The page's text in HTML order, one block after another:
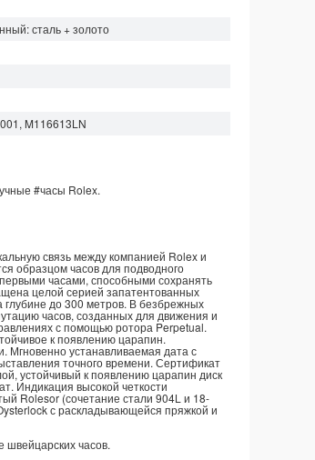
сталь + золото
M116613LN
#часы Rolex.
связь между компанией Rolex и
образцом часов для подводного
часами, способными сохранять
целой серией запатентованных
глубине до 300 метров. В безбрежных
часов, созданных для движения и
с помощью ротора Perpetual.
к появлению царапин.
Мгновенно устанавливаемая дата с
точного времени. Сертификат
устойчивый к появлению царапин диск
Индикация высокой четкости
Rolesor (сочетание стали 904L и 18-
с раскладывающейся пряжкой и
швейцарских часов.